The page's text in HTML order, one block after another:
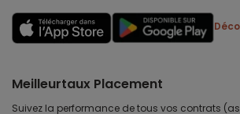
Meilleurtaux Placement
Suivez la performance de tous vos contrats